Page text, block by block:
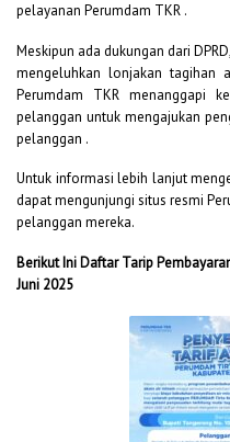
pelayanan Perumdam TKR .
Meskipun ada dukungan dari
mengeluhkan lonjakan tagihan
Perumdam TKR menanggapi
pelanggan untuk mengajukan
pelanggan .
Untuk informasi lebih lanjut
dapat mengunjungi situs resmi
pelanggan mereka.
Berikut Ini Daftar Tarip
Juni 2025